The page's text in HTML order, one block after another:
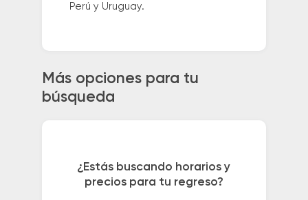
Perú y Uruguay.
Más opciones para tu
búsqueda
¿Estás buscando horarios y
precios para tu regreso?